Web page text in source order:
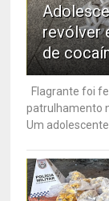
revólver
de
Flagrante foi
patrulhamento
Um adolescente